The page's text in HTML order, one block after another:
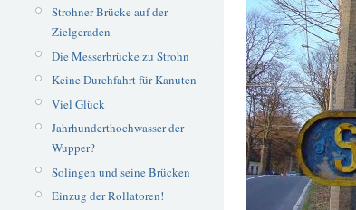
Strohner Brücke auf der
Zielgeraden
Die Messerbrücke zu Strohn
Keine Durchfahrt für Kanuten
Viel Glück
Jahrhunderthochwasser der
Wupper?
Solingen und seine Brücken
Einzug der Rollatoren!